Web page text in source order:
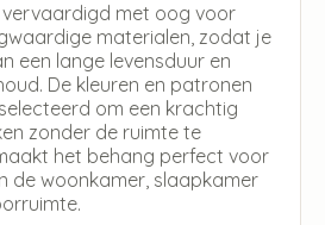
vervaardigd met oog voor
materialen, zodat je
een lange levensduur en
De kleuren en patronen
om een krachtig
zonder de ruimte te
het behang perfect voor
de woonkamer, slaapkamer